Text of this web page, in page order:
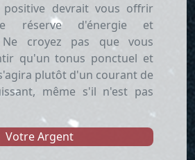
positive devrait vous offrir
réserve d'énergie et
Ne croyez pas que vous
qu'un tonus ponctuel et
plutôt d'un courant de
même s'il n'est pas
Votre Argent